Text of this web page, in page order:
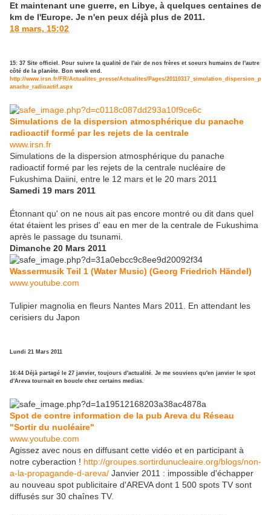
Et maintenant une guerre, en Libye, à quelques centaines de
km de l'Europe. Je n'en peux déjà plus de 2011.
18 mars, 15:02
15: 37 Site officiel. Pour suivre la qualité de l'air de nos frères et soeurs humains de l'autre
côté de la planète. Bon week end.
http://www.irsn.fr/FR/Actualites_presse/Actualites/Pages/20110317_simulation_dispersion_p
anache_radioactif.aspx
Simulations de la dispersion atmosphérique du panache
radioactif formé par les rejets de la centrale
www.irsn.fr
Simulations de la dispersion atmosphérique du panache
radioactif formé par les rejets de la centrale nucléaire de
Fukushima Daiini, entre le 12 mars et le 20 mars 2011
Samedi 19 mars 2011
Étonnant qu' on ne nous ait pas encore montré ou dit dans quel
état étaient les prises d' eau en mer de la centrale de Fukushima
après le passage du tsunami.
Dimanche 20 Mars 2011
Wassermusik Teil 1 (Water Music) (Georg Friedrich Händel)
www.youtube.com
Tulipier magnolia en fleurs Nantes Mars 2011. En attendant les
cerisiers du Japon
Lundi 21 Mars 2011
16:44 Déjà partagé le 27 janvier, toujours d'actualité. Je me souviens qu'en janvier le spot
d'Areva tournait en boucle chez certains medias.
Spot de contre information de la pub Areva du Réseau
"Sortir du nucléaire"
www.youtube.com
Agissez avec nous en diffusant cette vidéo et en participant à
notre cyberaction ! http://groupes.sortirdunucleaire.org/blogs/non-
a-la-propagande-d-areva/ Janvier 2011 : impossible d'échapper
au nouveau spot publicitaire d'AREVA dont 1 500 spots TV sont
diffusés sur 30 chaînes TV.